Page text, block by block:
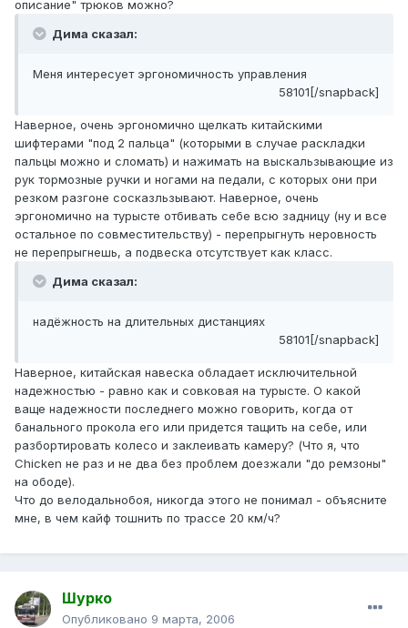
описание" трюков можно?
Дима сказал:
Меня интересует эргономичность управления
58101[/snapback]
Наверное, очень эргономично щелкать китайскими
шифтерами "под 2 пальца" (которыми в случае раскладки
пальцы можно и сломать) и нажимать на выскальзывающие из
рук тормозные ручки и ногами на педали, с которых они при
резком разгоне сосказльзывают. Наверное, очень
эргономично на турысте отбивать себе всю задницу (ну и все
остальное по совместительству) - перепрыгнуть неровность
не перепрыгнешь, а подвеска отсутствует как класс.
Дима сказал:
надёжность на длительных дистанциях
58101[/snapback]
Наверное, китайская навеска обладает исключительной
надежностью - равно как и совковая на турысте. О какой
ваще надежности последнего можно говорить, когда от
банального прокола его или придется тащить на себе, или
разбортировать колесо и заклеивать камеру? (Что я, что
Chicken не раз и не два без проблем доезжали "до ремзоны"
на ободе).
Что до велодальнобоя, никогда этого не понимал - объясните
мне, в чем кайф тошнить по трассе 20 км/ч?
Шурко
Опубликовано 9 марта, 2006